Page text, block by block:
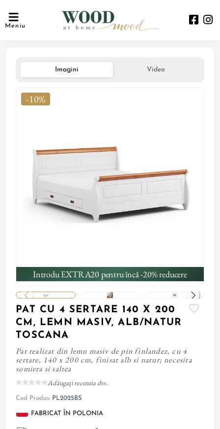
Meniu
Imagini Video
-10%
Introdu EXTRA20 pentru încă -20% reducere
PAT CU 4 SERTARE 140 X 200
CM, LEMN MASIV, ALB/NATUR
TOSCANA
Pat realizat din lemn masiv de pin finlandez, cu 4
sertare, 140 x 200 cm, finisat alb si natur; necesita
somiera si saltea
Adăugați recenzia dvs.
Cod Produs: PL2025BS
FABRICAT ÎN POLONIA